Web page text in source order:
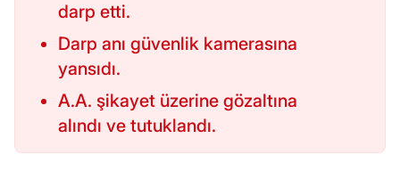
darp etti.
Darp anı güvenlik kamerasına
yansıdı.
A.A. şikayet üzerine gözaltına
alındı ve tutuklandı.